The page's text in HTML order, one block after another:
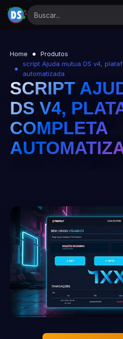
Home
Produtos
script Ajuda mutua DS v4,
automatizada
SCRIPT
DS V4,
COMPLETA